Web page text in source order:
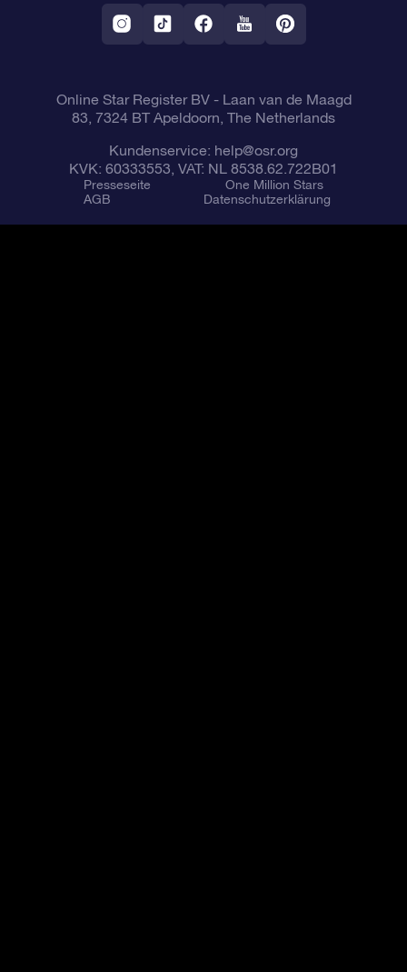
VR-App „Fliege mich zu den Sternen“
Sternbilder
Online Star Register BV- Laan van de Maagd
83, 7324 BT Apeldoorn, The Netherlands
Kundenservice: help@osr.org
KVK: 60333553, VAT: NL 8538.62.722B01
Presseseite
One Million Stars
AGB
Datenschutzerklärung